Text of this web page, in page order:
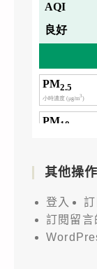
其他操作
登入
訂閱留言